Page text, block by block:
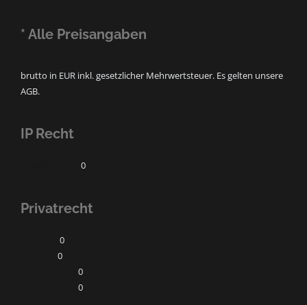
* Alle Preisangaben
brutto in EUR inkl. gesetzlicher Mehrwertsteuer. Es gelten unsere
AGB.
IP Recht
0
Privatrecht
0
0
0
0